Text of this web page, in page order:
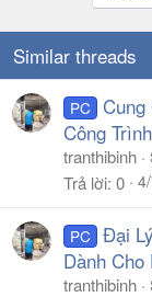
Similar threads
PC Cung
Công Trình
tranthibinh
Trả lời 0
PC Đại
Dành Cho
tranthibinh